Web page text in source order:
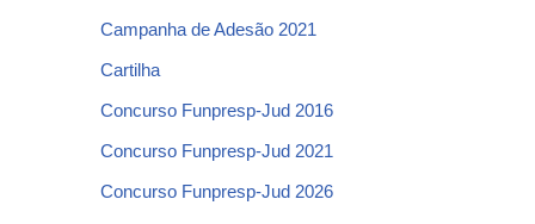
Campanha de Adesão 2021
Cartilha
Concurso Funpresp-Jud 2016
Concurso Funpresp-Jud 2021
Concurso Funpresp-Jud 2026